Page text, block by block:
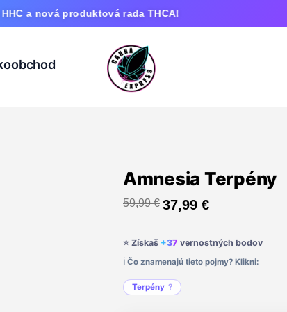
rada THCA!
Amnesia Terpény
59,99€ 37,99 €
⭐ Získaš +37 vernostných bodov
ℹ️ Čo znamenajú tieto pojmy? Klikni:
Terpény